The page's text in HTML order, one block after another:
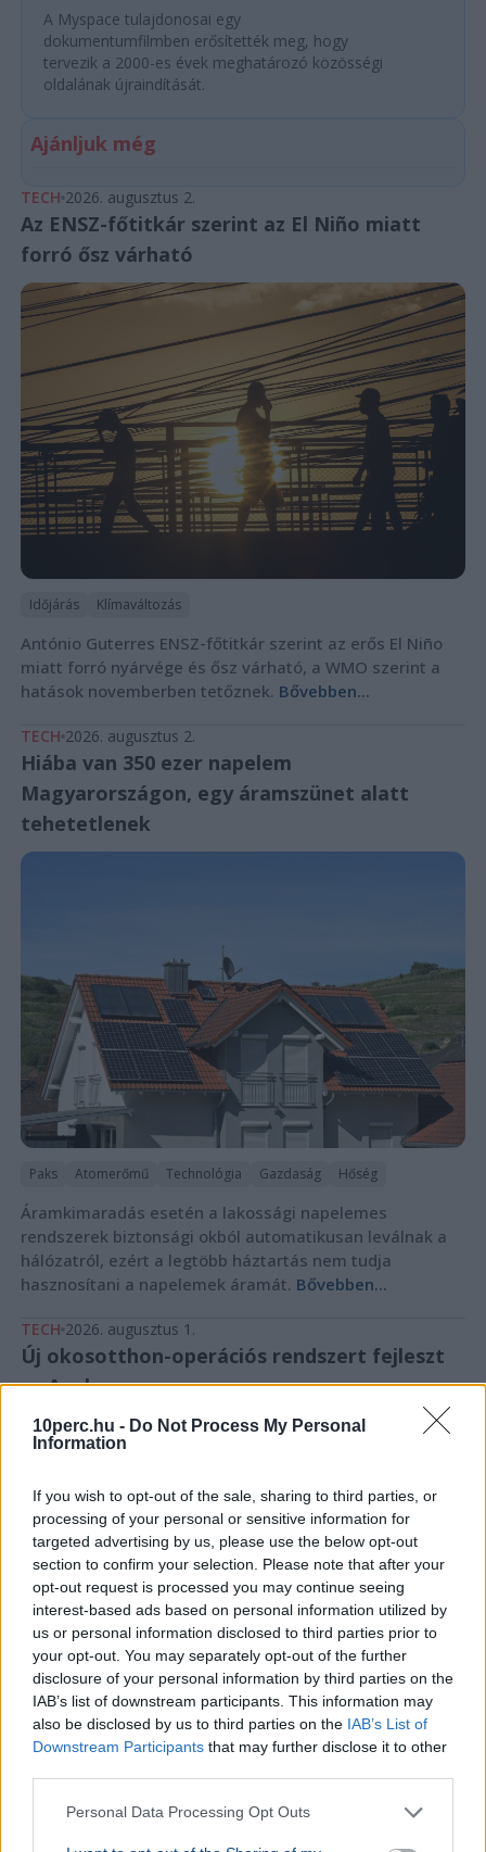
10perc.hu - Do Not Process My Personal
Information
If you wish to opt-out of the sale, sharing to third parties, or
processing of your personal or sensitive information for
targeted advertising by us, please use the below opt-out
section to confirm your selection. Please note that after your
opt-out request is processed you may continue seeing
interest-based ads based on personal information utilized by
us or personal information disclosed to third parties prior to
your opt-out. You may separately opt-out of the further
disclosure of your personal information by third parties on the
IAB’s list of downstream participants. This information may
also be disclosed by us to third parties on the IAB’s List of
Downstream Participants that may further disclose it to other
Personal Data Processing Opt Outs
A Myspace tulajdonosai egy
dokumentumfilmben erősítették meg, hogy
tervezik a 2000-es évek meghatározó közösségi
oldalának újraindítását.
Ajánljuk még
TECH 2026. augusztus 2.
Az ENSZ-főtitkár szerint az El Niño miatt
forró ősz várható
Időjárás Klímaváltozás
António Guterres ENSZ-főtitkár szerint az erős El Niño
miatt forró nyárvége és ősz várható, a WMO szerint a
hatások novemberben tetőznek. Bővebben...
TECH 2026. augusztus 2.
Hiába van 350 ezer napelem
Magyarországon, egy áramszünet alatt
tehetetlenek
Paks Atomerőmű Technológia Gazdaság Hőség
Áramkimaradás esetén a lakossági napelemes
rendszerek biztonsági okból automatikusan leválnak a
hálózatról, ezért a legtöbb háztartás nem tudja
hasznosítani a napelemek áramát. Bővebben...
TECH 2026. augusztus 1.
Új okosotthon-operációs rendszert fejleszt
az Apple
Apple
Az Apple egy új, homeOS nevű okosotthon-operációs
bemutatásra kerülhet.Bővebben...